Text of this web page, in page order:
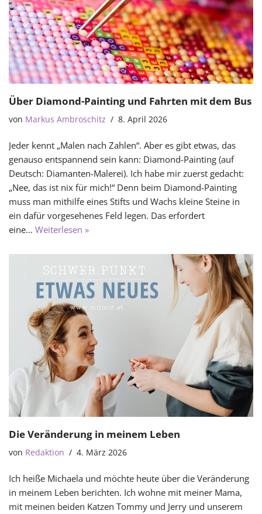
Über Diamond-Painting und Fahrten mit dem Bus
von Markus Ambroschitz 8. April 2026
Jeder kennt „Malen nach Zahlen“. Aber es gibt etwas, das
genauso entspannend sein kann: Diamond-Painting (auf
Deutsch: Diamanten-Malerei). Ich habe mir zuerst gedacht:
„Nee, das ist nix für mich!“ Denn beim Diamond-Painting
muss man mithilfe eines Stifts und Wachs kleine Steine in
ein dafür vorgesehenes Feld legen. Das erfordert
eine… Weiterlesen »
Die Veränderung in meinem Leben
von Redaktion 4. März 2026
Ich heiße Michaela und möchte heute über die Veränderung
in meinem Leben berichten. Ich wohne mit meiner Mama,
mit meinen beiden Katzen Tommy und Jerry und unserem